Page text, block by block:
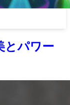
とパワー